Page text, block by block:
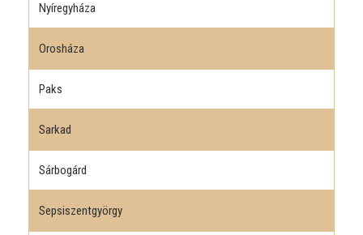
Nyíregyháza
Orosháza
Paks
Sarkad
Sárbogárd
Sepsiszentgyörgy